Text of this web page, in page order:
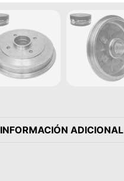
INFORMACIÓN ADICIONAL